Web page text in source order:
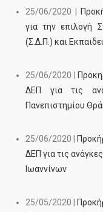
25/06/2020 |
για την επιλογή
(Σ.Δ.Π.) και
25/06/2020 |
ΔΕΠ για τις
Πανεπιστημίου
25/06/2020 |
ΔΕΠ για τις
Ιωαννίνων
25/05/2020 |